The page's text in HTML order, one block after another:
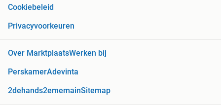
Cookiebeleid
Privacyvoorkeuren
Over MarktplaatsWerken bij
PerskamerAdevinta
2dehands2ememainSitemap